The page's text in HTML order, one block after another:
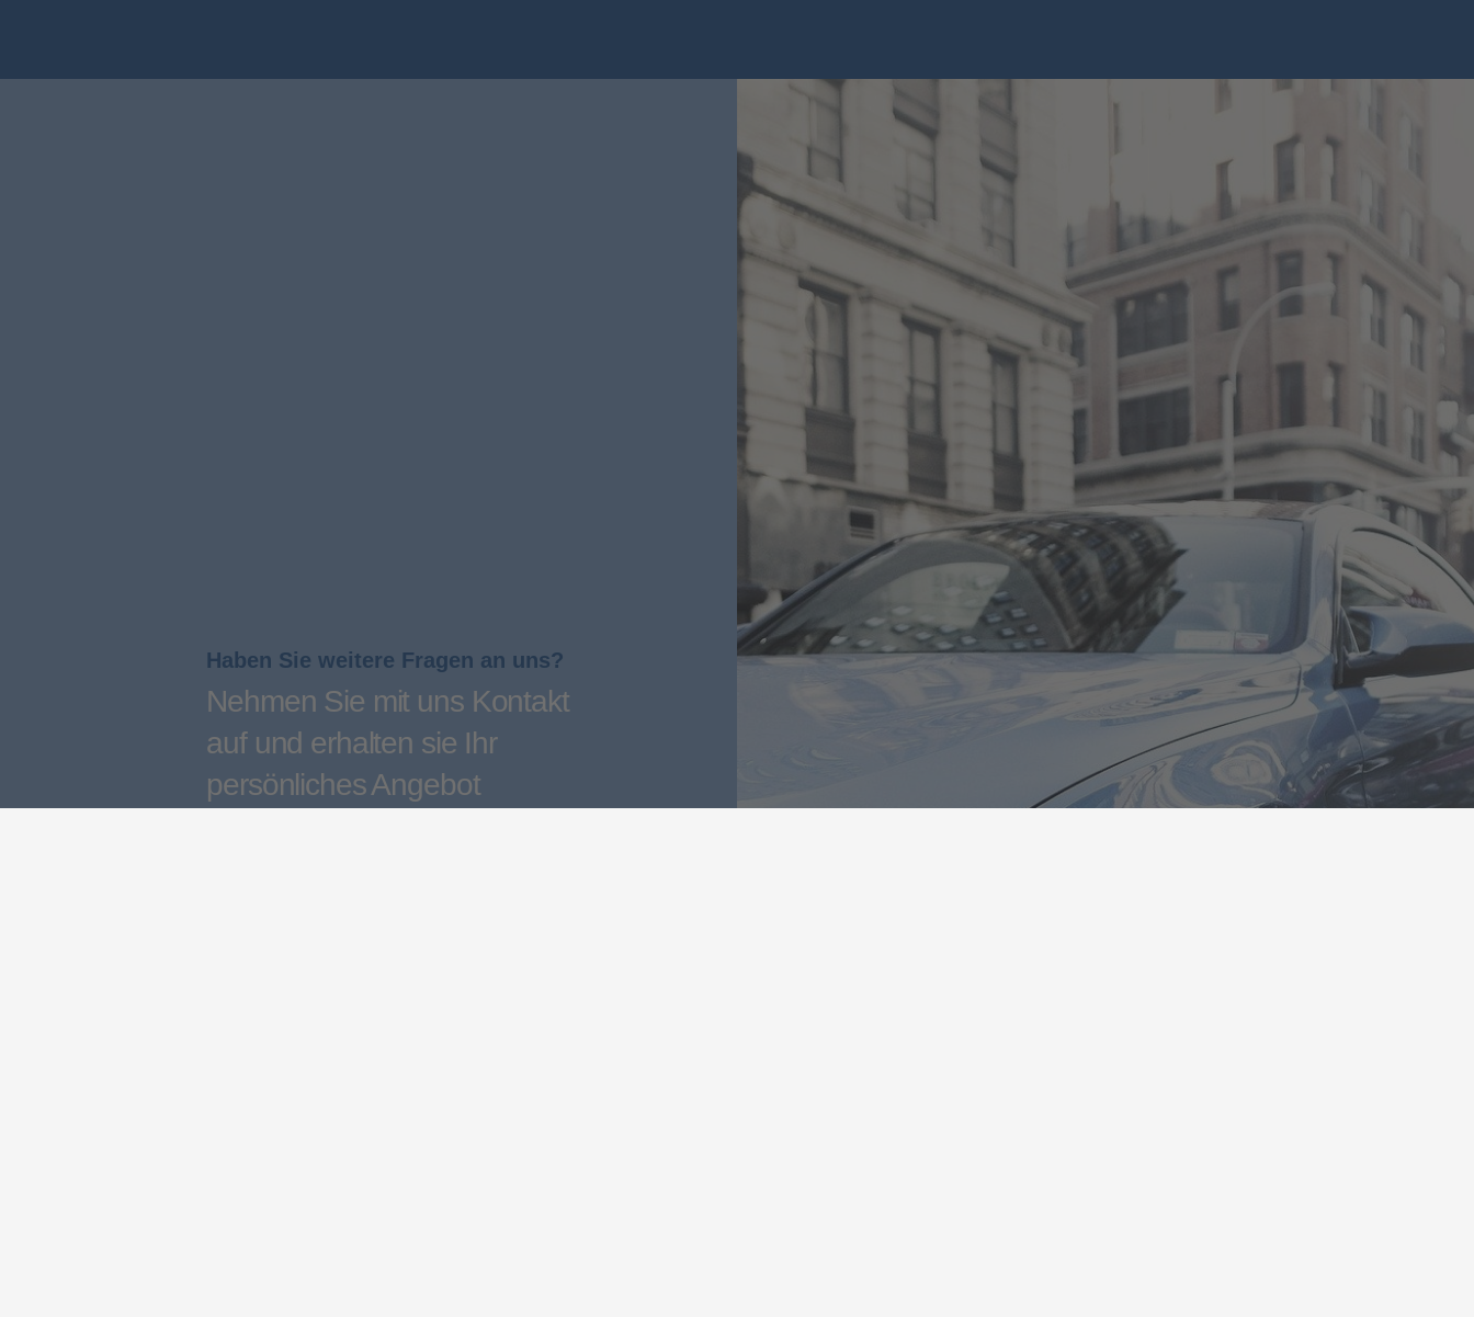
Haben Sie weitere Fragen an uns?
Nehmen Sie mit uns Kontakt
auf und erhalten sie Ihr
persönliches Angebot